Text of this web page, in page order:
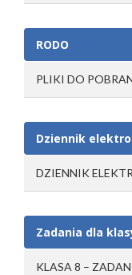
RODO
PLIKI DO
Dziennik
DZIENNIK
Zadania dla
KLASA 8 –